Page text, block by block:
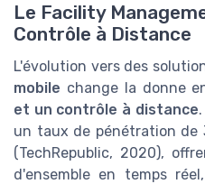
Le Facility
Contrôle à Distance
L'évolution vers des
mobile change la donne
et un contrôle à distance
un taux de pénétration de
(TechRepublic, 2020),
d'ensemble en temps